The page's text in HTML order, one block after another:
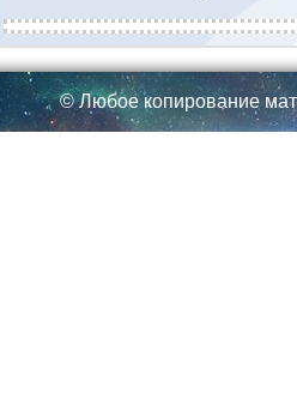
© Любое копирование